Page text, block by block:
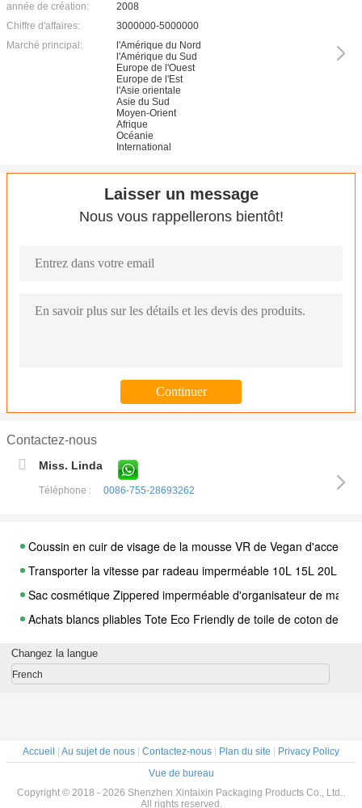
année de création:
2008
Chiffre d'affaires:
3000000-5000000
Marché principal:
l'Amérique du Nord
l'Amérique du Sud
Europe de l'Ouest
Europe de l'Est
l'Asie orientale
Asie du Sud
Moyen-Orient
Afrique
Océanie
International
Laisser un message
Nous vous rappellerons bientôt!
Contactez-nous
Miss. Linda
Téléphone : 0086-755-28693262
Coussin en cuir de visage de la mousse VR de Vegan
Transporter la vitesse par radeau imperméable 10L 15L 20L
Sac cosmétique Zippered imperméable d'organisateur de
Achats blancs pliables Tote Eco Friendly de toile de coton de
Copie accrochante de transfert de sac d'article de toilette de
respirable accrochant de sacs de stockage de robe de 60*90cm
Poche portative de cendrier de poche d'OEM avec la copie
Changez la langue
French
Accueil | Au sujet de nous | Contactez-nous | Plan du site | Privacy Policy
Vue de bureau
Copyright © 2018 - 2026 Shenzhen Xintaixin Packaging Products Co., Ltd..
All rights reserved.